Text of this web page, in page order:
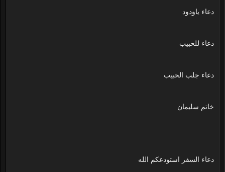
دعاء ياودود
دعاء للحبيب
دعاء جلب الحبيب
خاتم سليمان
دعاء السفر استودعكم الله